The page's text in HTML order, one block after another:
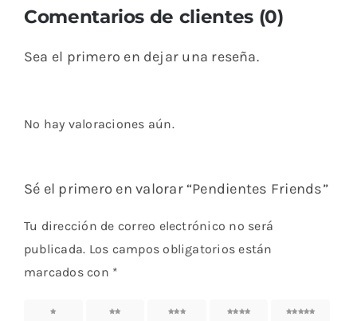
Comentarios de clientes (0)
Sea el primero en dejar una reseña.
No hay valoraciones aún.
Sé el primero en valorar “Pendientes Friends”
Tu dirección de correo electrónico no será
publicada. Los campos obligatorios están
marcados con *
1 de 5
2 de 5
3 de 5
4 de 5
5 de 5